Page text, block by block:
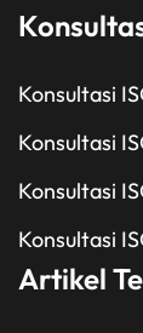
Konsultasi
Konsultasi
Konsultasi
Konsultasi
Artikel